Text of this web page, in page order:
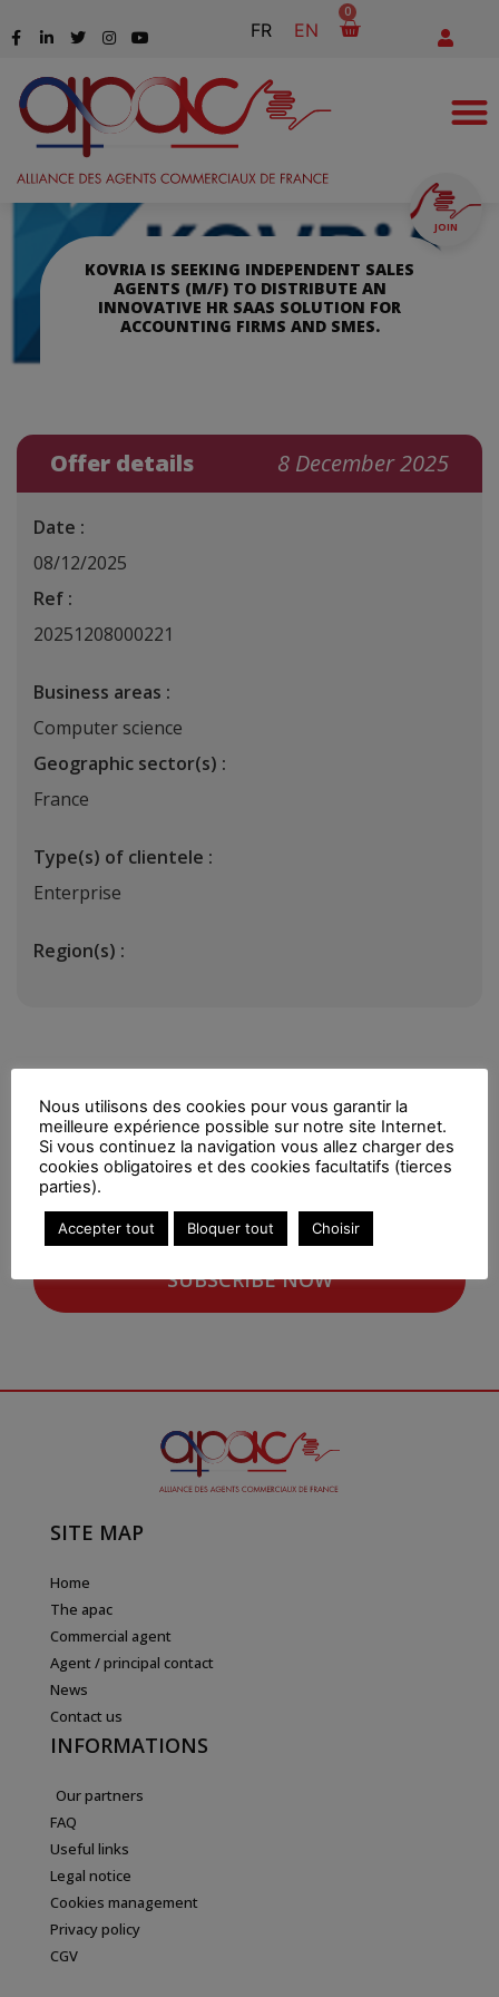
FR EN
0
JOIN
KOVRIA IS SEEKING INDEPENDENT SALES
AGENTS (M/F) TO DISTRIBUTE AN
INNOVATIVE HR SAAS SOLUTION FOR
ACCOUNTING FIRMS AND SMES.
Offer details 8 December 2025
Date :
08/12/2025
Ref :
20251208000221
Business areas :
Computer science
Geographic sector(s) :
France
Type(s) of clientele :
Enterprise
Region(s) :
You must be logged in to view the details of this
offer.
SUBSCRIBE NOW
SITE MAP
Home
The apac
Commercial agent
Agent / principal contact
News
Contact us
INFORMATIONS
Our partners
FAQ
Useful links
Legal notice
Cookies management
Privacy policy
CGV
Nous utilisons des cookies pour vous garantir la
meilleure expérience possible sur notre site Internet.
Si vous continuez la navigation vous allez charger des
cookies obligatoires et des cookies facultatifs (tierces
parties).
Accepter tout Bloquer tout Choisir